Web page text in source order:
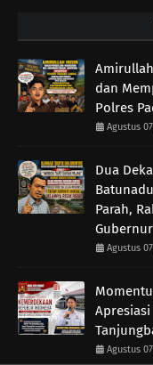
dan
Polres
Agustus
Dua
Parah,
Agustus
Agustus